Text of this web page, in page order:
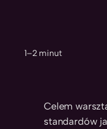
1–2 minut
Celem
standardów